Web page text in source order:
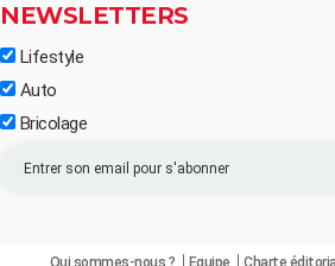
NEWSLETTERS
Lifestyle
Auto
Bricolage
Qui sommes-nous ? Equipe Charte